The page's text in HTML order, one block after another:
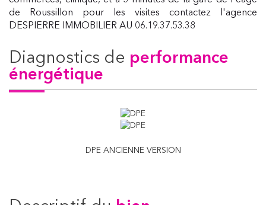
de Roussillon pour les visites contactez l'agence
DESPIERRE IMMOBILIER AU 06.19.37.53.38
diagnostics de performance
énergétique
DPE ANCIENNE VERSION